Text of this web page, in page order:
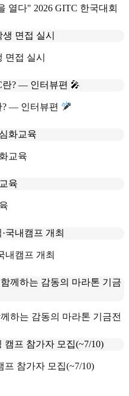
열다" 2026 GITC 한국대회
면접 실시
? — 인터뷰편
심화교육
내캠프 개최
하는 감동의 마라톤 기금전
참가자 모집(~7/10)